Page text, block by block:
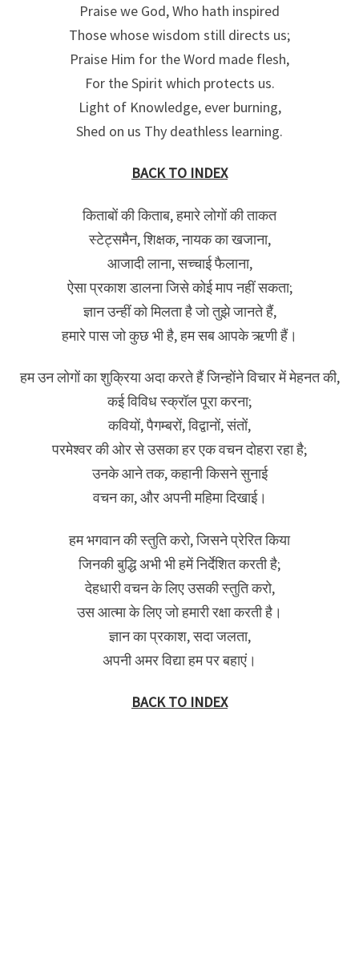
Praise we God, Who hath inspired
Those whose wisdom still directs us;
Praise Him for the Word made flesh,
For the Spirit which protects us.
Light of Knowledge, ever burning,
Shed on us Thy deathless learning.
BACK TO INDEX
किताबों की किताब, हमारे लोगों की ताकत
स्टेट्समैन, शिक्षक, नायक का खजाना,
आजादी लाना, सच्चाई फैलाना,
ऐसा प्रकाश डालना जिसे कोई माप नहीं सकता;
ज्ञान उन्हीं को मिलता है जो तुझे जानते हैं,
हमारे पास जो कुछ भी है, हम सब आपके ऋणी हैं।
हम उन लोगों का शुक्रिया अदा करते हैं जिन्होंने विचार में मेहनत की,
कई विविध स्क्रॉल पूरा करना;
कवियों, पैगम्बरों, विद्वानों, संतों,
परमेश्वर की ओर से उसका हर एक वचन दोहरा रहा है;
उनके आने तक, कहानी किसने सुनाई
वचन का, और अपनी महिमा दिखाई।
हम भगवान की स्तुति करो, जिसने प्रेरित किया
जिनकी बुद्धि अभी भी हमें निर्देशित करती है;
देहधारी वचन के लिए उसकी स्तुति करो,
उस आत्मा के लिए जो हमारी रक्षा करती है।
ज्ञान का प्रकाश, सदा जलता,
अपनी अमर विद्या हम पर बहाएं।
BACK TO INDEX